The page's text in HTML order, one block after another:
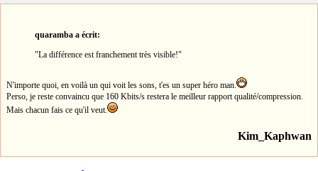
quaramba a écrit:
"La différence est franchement très visible!"
N'importe quoi, en voilà un qui voit les sons, t'es un super héro man.
Perso, je reste convaincu que 160 Kbits/s restera le meilleur rapport qualité/compression.
Mais chacun fais ce qu'il veut.
Kim_Kaphwan